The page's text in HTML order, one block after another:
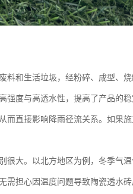
料和生活垃圾，经粉碎、成型、
度与高透水性，提高了产品的稳
而直接影响降雨径流关系。如果
很大。以北方地区为例，冬季气
担心因温度问题导致陶瓷透水砖